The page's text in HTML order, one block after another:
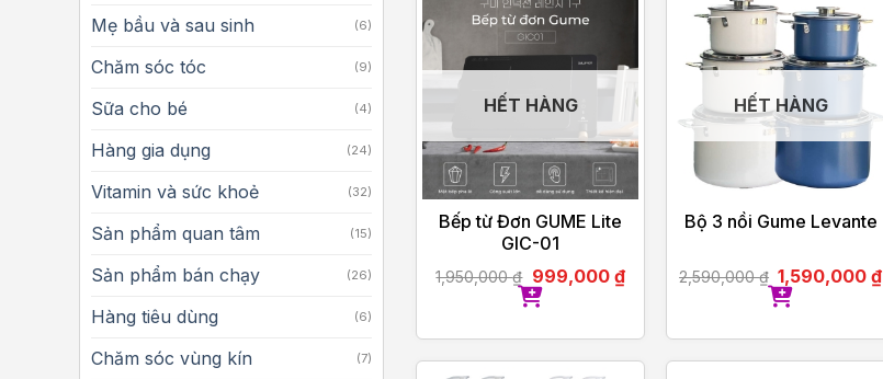
Mẹ bầu và sau sinh (6)
Chăm sóc tóc (9)
Sữa cho bé (4)
Hàng gia dụng (24)
Vitamin và sức khoẻ (32)
Sản phẩm quan tâm (15)
Sản phẩm bán chạy (26)
Hàng tiêu dùng (6)
Chăm sóc vùng kín (7)
HẾT HÀNG
Bếp từ Đơn GUME Lite
GIC-01
1,950,000₫ 999,000 ₫
HẾT HÀNG
Bộ 3 nồi Gume Levante
2,590,000₫ 1,590,000₫